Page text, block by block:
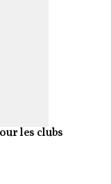
les clubs